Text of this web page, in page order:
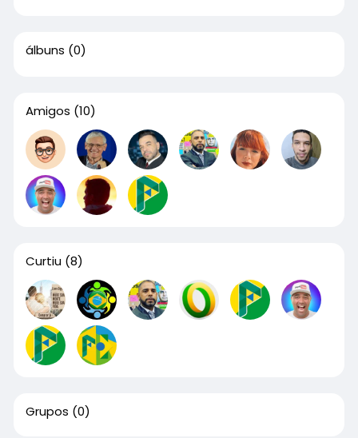
álbuns (0)
Amigos (10)
Curtiu (8)
Grupos (0)